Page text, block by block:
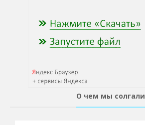
О чем мы солгали